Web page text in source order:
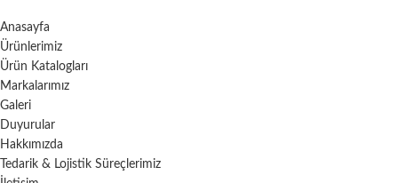
Anasayfa
Ürünlerimiz
Ürün Katalogları
Markalarımız
Galeri
Duyurular
Hakkımızda
Tedarik & Lojistik Süreçlerimiz